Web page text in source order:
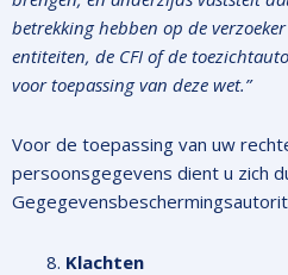
betrekking hebben op de
entiteiten, de CFI of de
voor toepassing van deze wet.”
Voor de toepassing van uw
persoonsgegevens dient u zich
Klachten